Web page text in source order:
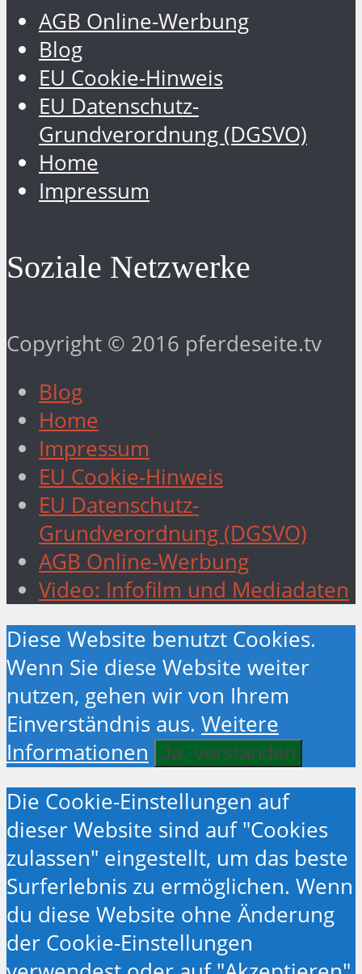
AGB Online-Werbung
Blog
EU Cookie-Hinweis
EU Datenschutz-
Grundverordnung (DGSVO)
Home
Impressum
Soziale Netzwerke
Copyright © 2016 pferdeseite.tv
Blog
Home
Impressum
EU Cookie-Hinweis
EU Datenschutz-
Grundverordnung (DGSVO)
AGB Online-Werbung
Video: Infofilm und Mediadaten
Diese Website benutzt Cookies.
Wenn Sie diese Website weiter
nutzen, gehen wir von Ihrem
Einverständnis aus. Weitere
Informationen
Ja. verstanden
Die Cookie-Einstellungen auf
dieser Website sind auf "Cookies
zulassen" eingestellt, um das beste
Surferlebnis zu ermöglichen. Wenn
du diese Website ohne Änderung
der Cookie-Einstellungen